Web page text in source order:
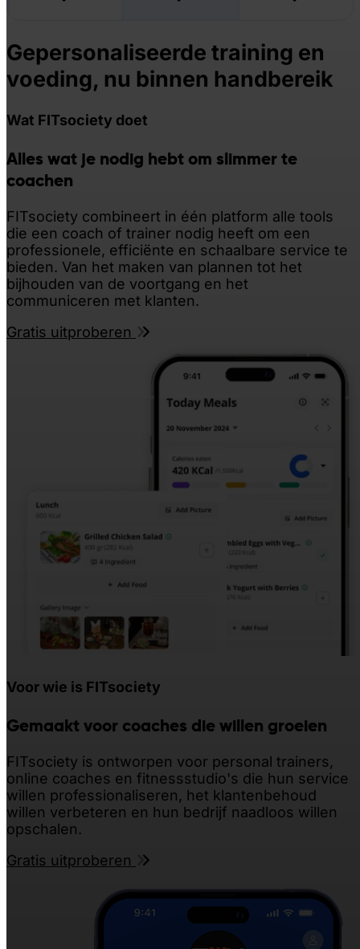
Gepersonaliseerde training en
voeding, nu binnen handbereik
Wat FITsociety doet
Alles wat je nodig hebt om slimmerte
coachen
FITsociety combineert in één platform alle tools
die een coach of trainer nodig heeft om een ​​
professionele, efficiënte en schaalbare service te
bieden. Van het maken van plannen tot het
bijhouden van de voortgang en het
communiceren met klanten.
Gratis uitproberen
Voor wie is FITsociety
Gemaakt voor coaches die willen groeien
FITsociety is ontworpen voor personal trainers,
online coaches en fitnessstudio's die hun service
willen professionaliseren, het klantenbehoud
willen verbeteren en hun bedrijf naadloos willen
opschalen.
Gratis uitproberen